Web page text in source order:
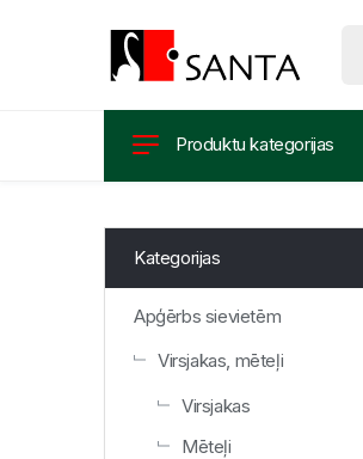
Produktu kategorijas
Kategorijas
Apģērbs sievietēm
Virsjakas, mēteļi
Virsjakas
Mēteļi